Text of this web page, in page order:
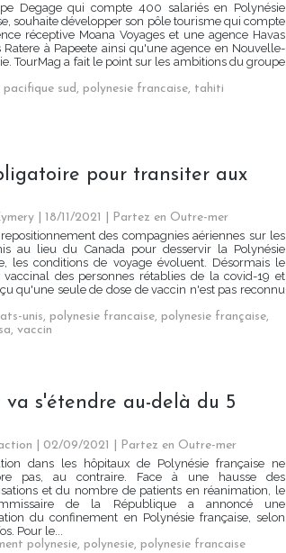
Degage qui compte 400 salariés en Polynésie
souhaite développer son pôle tourisme qui compte
réceptive Moana Voyages et une agence Havas
Ratere à Papeete ainsi qu'une agence en Nouvelle-
TourMag a fait le point sur les ambitions du groupe
pacifique sud, polynesie francaise, tahiti
pour transiter aux
| 18/11/2021
Partez en Outre-mer
des compagnies aériennes sur les
au lieu du Canada pour desservir la Polynésie
les conditions de voyage évoluent. Désormais le
vaccinal des personnes rétablies de la covid-19 et
qu'une seule de dose de vaccin n'est pas reconnu
unis, polynesie francaise, polynesie française,
, vaccin
s'étendre au-delà du 5
| 02/09/2021
Partez en Outre-mer
dans les hôpitaux de Polynésie française ne
pas, au contraire. Face à une hausse des
et du nombre de patients en réanimation, le
de la République a annoncé une
du confinement en Polynésie française, selon
Pour le...
polynesie, polynesie, polynesie francaise